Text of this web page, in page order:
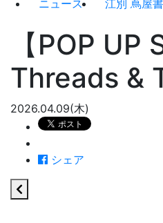
ニュース 江別 蔦屋
【POP UP
Threads &
2026.04.09(木)
シェア